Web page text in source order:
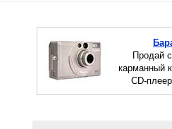
Продай
карманный
CD-